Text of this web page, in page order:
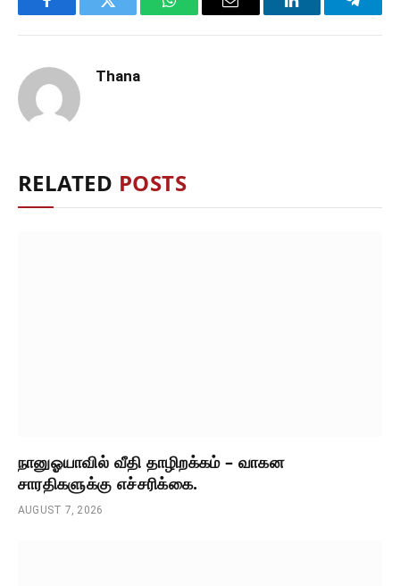
FacebookTwitter WhatsAppEmail LinkedIn
Thana
RELATED POSTS
நானுஓயாவில் வீதி தாழிறக்கம் – வாகன
சாரதிகளுக்கு எச்சரிக்கை.
AUGUST 7, 2026